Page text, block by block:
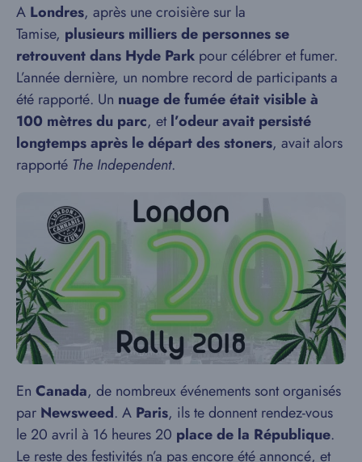
A Londres, après une croisière sur la
Tamise, plusieurs milliers de personnes se
retrouvent dans Hyde Park pour célébrer et fumer.
L’année dernière, un nombre record de participants a
été rapporté. Un nuage de fumée était visible à
100 mètres du parc, etl’odeur avait persisté
longtemps après le départ des stoners, avait alors
rapporté The Independent.
En Canada, de nombreux événements sont organisés
par Newsweed. A Paris, ils te donnent rendez-vous
le 20 avril à 16 heures 20 place de la République.
Le reste des festivités n’a pas encore été annoncé, et